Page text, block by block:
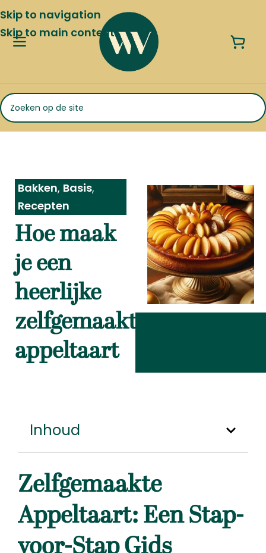
Skip to navigation
Skip to main content
Bakken, Basis,
Recepten
Hoe maak
je een
heerlijke
zelfgemaakte
appeltaart
Inhoud
Zelfgemaakte
Appeltaart: Een Stap-
voor-Stap Gids